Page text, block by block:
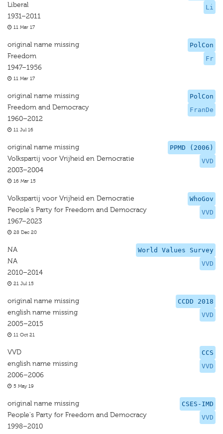
Li
Liberal
1931–2011
11 Mar 17
PolCon
Fr
original name missing
Freedom
1947–1956
11 Mar 17
PolCon
FranDe
original name missing
Freedom and Democracy
1960–2012
11 Jul 16
PPMD (2006)
VVD
original name missing
Volkspartij voor Vrijheid en Democratie
2003–2004
16 Mar 15
WhoGov
VVD
Volkspartij voor Vrijheid en Democratie
People's Party for Freedom and Democracy
1967–2023
28 Dec 20
World Values Survey
VVD
NA
NA
2010–2014
21 Jul 15
CCDD 2018
VVD
original name missing
english name missing
2005–2015
11 Oct 21
CCS
VVD
VVD
english name missing
2006–2006
5 May 19
CSES-IMD
VVD
original name missing
People's Party for Freedom and Democracy
1998–2010